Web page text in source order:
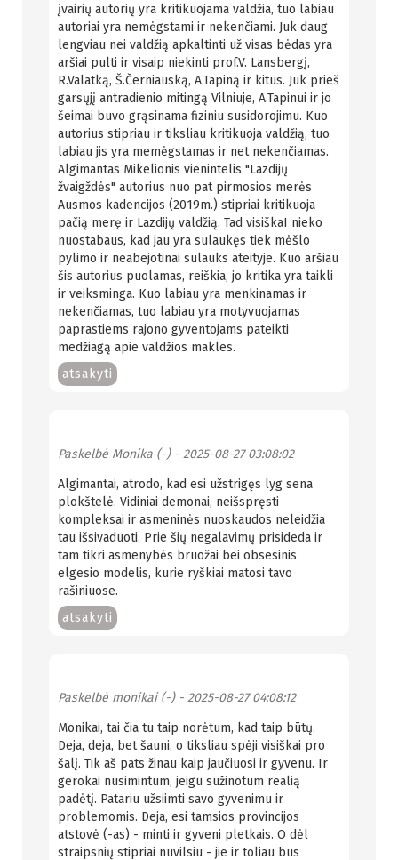
įvairių autorių yra kritikuojama valdžia, tuo labiau
autoriai yra nemėgstami ir nekenčiami. Juk daug
lengviau nei valdžią apkaltinti už visas bėdas yra
aršiai pulti ir visaip niekinti prof.V. Lansbergį,
R.Valatką, Š.Černiauską, A.Tapiną ir kitus. Juk prieš
garsųjį antradienio mitingą Vilniuje, A.Tapinui ir jo
šeimai buvo grąsinama fiziniu susidorojimu. Kuo
autorius stipriau ir tiksliau kritikuoja valdžią, tuo
labiau jis yra memėgstamas ir net nekenčiamas.
Algimantas Mikelionis vienintelis "Lazdijų
žvaigždės" autorius nuo pat pirmosios merės
Ausmos kadencijos (2019m.) stipriai kritikuoja
pačią merę ir Lazdijų valdžią. Tad visiškaI nieko
nuostabaus, kad jau yra sulaukęs tiek mėšlo
pylimo ir neabejotinai sulauks ateityje. Kuo aršiau
šis autorius puolamas, reiškia, jo kritika yra taikli
ir veiksminga. Kuo labiau yra menkinamas ir
nekenčiamas, tuo labiau yra motyvuojamas
paprastiems rajono gyventojams pateikti
medžiagą apie valdžios makles.
atsakyti
Paskelbė Monika (-)- 2025-08-27 03:08:02
Algimantai, atrodo, kad esi užstrigęs lyg sena
plokštelė. Vidiniai demonai, neišspręsti
kompleksai ir asmeninės nuoskaudos neleidžia
tau išsivaduoti. Prie šių negalavimų prisideda ir
tam tikri asmenybės bruožai bei obsesinis
elgesio modelis, kurie ryškiai matosi tavo
rašiniuose.
atsakyti
Paskelbė monikai (-)- 2025-08-27 04:08:12
Monikai, tai čia tu taip norėtum, kad taip būtų.
Deja, deja, bet šauni, o tiksliau spėji visiškai pro
šalį. Tik aš pats žinau kaip jaučiuosi ir gyvenu. Ir
gerokai nusimintum, jeigu sužinotum realią
padėtį. Patariu užsiimti savo gyvenimu ir
problemomis. Deja, esi tamsios provincijos
atstovė (-as) - minti ir gyveni pletkais. O dėl
straipsnių stipriai nuvilsiu - jie ir toliau bus